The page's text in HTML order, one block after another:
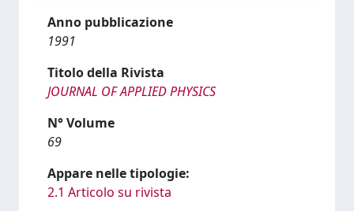
Anno pubblicazione
1991
Titolo della Rivista
JOURNAL OF APPLIED PHYSICS
N° Volume
69
Appare nelle tipologie:
2.1 Articolo su rivista